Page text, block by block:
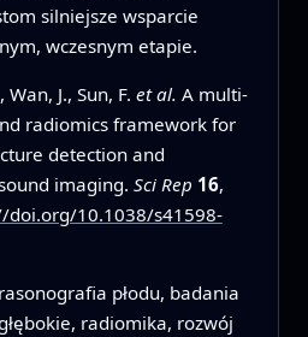
silniejsze wsparcie
wczesnym etapie.
Wan, J., Sun, F. et al. A multi-
radiomics framework for
detection and
imaging. Sci Rep 16,
doi.org/10.1038/s41598-
płodu, badania
radiomika, rozwój